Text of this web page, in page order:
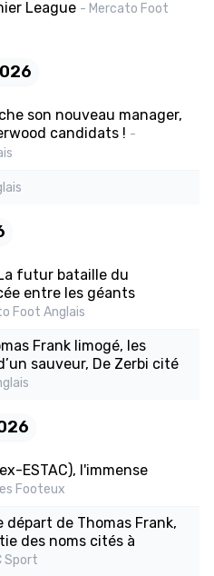
League - Mercato Foot
son nouveau manager,
candidats ! -
futur bataille du
entre les géants
Foot Anglais
Frank limogé, les
sauveur, De Zerbi cité
ESTAC), l'immense
Footeux
départ de Thomas Frank,
des noms cités à
Sport